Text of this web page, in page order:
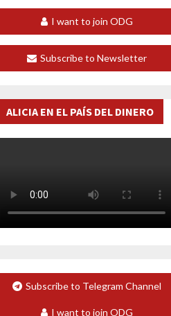
I want to join ODG
Subscribe to Newsletter
ALICIA EN EL PAÍS DEL DINERO
Subscribe to Telegram Channel
I want to join ODG